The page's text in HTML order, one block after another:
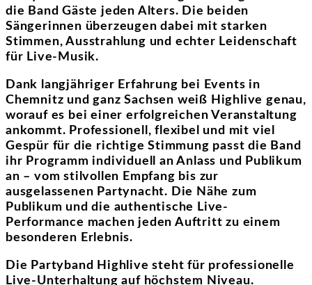
die Band Gäste jeden Alters. Die beiden
Sängerinnen überzeugen dabei mit starken
Stimmen, Ausstrahlung und echter Leidenschaft
für Live-Musik.
Dank langjähriger Erfahrung bei Events in
Chemnitz und ganz Sachsen weiß Highlive genau,
worauf es bei einer erfolgreichen Veranstaltung
ankommt. Professionell, flexibel und mit viel
Gespür für die richtige Stimmung passt die Band
ihr Programm individuell an Anlass und Publikum
an – vom stilvollen Empfang bis zur
ausgelassenen Partynacht. Die Nähe zum
Publikum und die authentische Live-
Performance machen jeden Auftritt zu einem
besonderen Erlebnis.
Die Partyband Highlive steht für professionelle
Live-Unterhaltung auf höchstem Niveau.